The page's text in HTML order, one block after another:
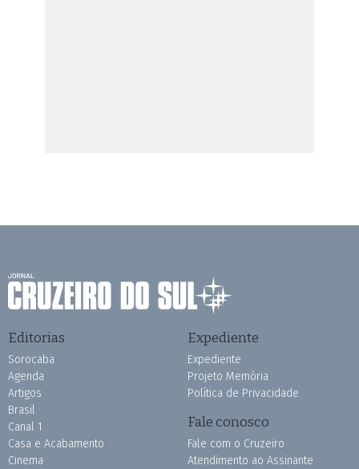
Editorias
Sorocaba
Agenda
Artigos
Brasil
Canal 1
Casa e Acabamento
Cinema
Expediente
Expediente
Projeto Memória
Política de Privacidade
Fale conosco
Fale com o Cruzeiro
Atendimento ao Assinante